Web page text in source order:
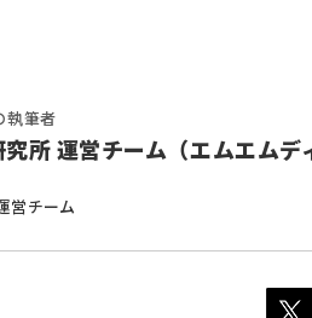
執筆者
所 運営チーム（エムエム
営チーム